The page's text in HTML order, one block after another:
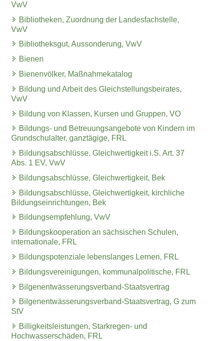
VwV
Bibliotheken, Zuordnung der Landesfachstelle,
VwV
Bibliotheksgut, Aussonderung, VwV
Bienen
Bienenvölker, Maßnahmekatalog
Bildung und Arbeit des Gleichstellungsbeirates,
VwV
Bildung von Klassen, Kursen und Gruppen, VO
Bildungs- und Betreuungsangebote von Kindern im
Grundschulalter, ganztägige, FRL
Bildungsabschlüsse, Gleichwertigkeit i.S. Art. 37
Abs. 1 EV, VwV
Bildungsabschlüsse, Gleichwertigkeit, Bek
Bildungsabschlüsse, Gleichwertigkeit, kirchliche
Bildungseinrichtungen, Bek
Bildungsempfehlung, VwV
Bildungskooperation an sächsischen Schulen,
internationale, FRL
Bildungspotenziale lebenslanges Lernen, FRL
Bildungsvereinigungen, kommunalpolitische, FRL
Bilgenentwässerungsverband-Staatsvertrag
Bilgenentwässerungsverband-Staatsvertrag, G zum
StV
Billigkeitsleistungen, Starkregen- und
Hochwasserschäden, FRL